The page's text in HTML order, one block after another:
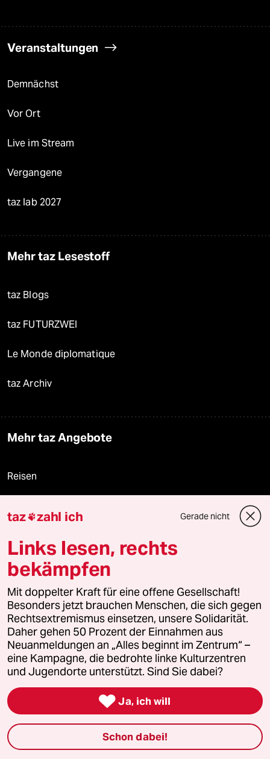
Veranstaltungen
Demnächst
Vor Ort
Live im Stream
Vergangene
taz lab 2027
Mehr taz Lesestoff
taz Blogs
taz FUTURZWEI
Le Monde diplomatique
taz Archiv
Mehr taz Angebote
Reisen
Anzeigen
Fragen & Hilfe
Feedback
Aboservice
ePaper Login
Downloads für Abonnierende
taz zahl ich Gerade nicht
Links lesen, rechts
bekämpfen
Mit doppelter Kraft für eine offene Gesellschaft!
Besonders jetzt brauchen Menschen, die sich gegen
Rechtsextremismus einsetzen, unsere Solidarität.
Daher gehen 50 Prozent der Einnahmen aus
Neuanmeldungen an „Alles beginnt im Zentrum“ –
eine Kampagne, die bedrohte linke Kulturzentren
und Jugendorte unterstützt. Sind Sie dabei?
 Ja, ich will
Schon dabei!